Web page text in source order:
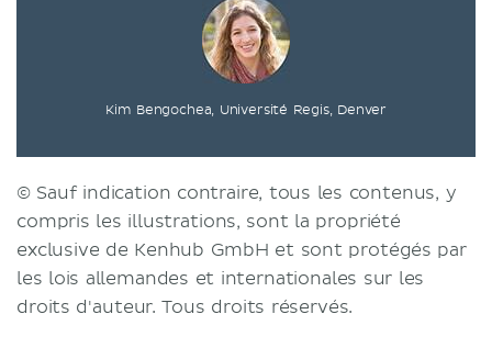
Kim Bengochea, Université Regis, Denver
© Sauf indication contraire, tous les contenus, y
compris les illustrations, sont la propriété
exclusive de Kenhub GmbH et sont protégés par
les lois allemandes et internationales sur les
droits d'auteur. Tous droits réservés.